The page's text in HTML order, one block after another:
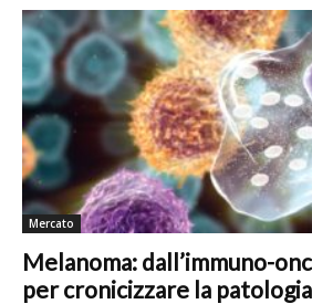
Mercato
Melanoma: dall’immuno-
per cronicizzare la patologia